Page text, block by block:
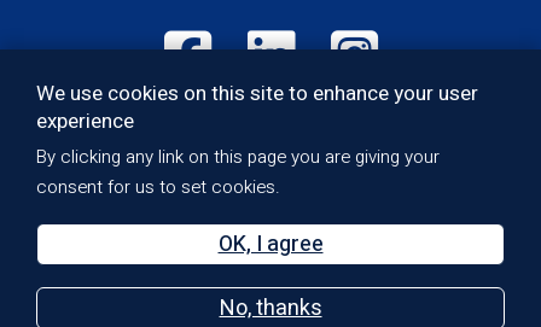
We use cookies on this site to enhance your user
experience
By clicking any link on this page you are giving your
consent for us to set cookies.
OK, I agree
No, thanks
Social
Media
Footer:
Bottom
Politique de qualité
Politique de confidentialité
Accessibilité
Terms of Use
Sitemap